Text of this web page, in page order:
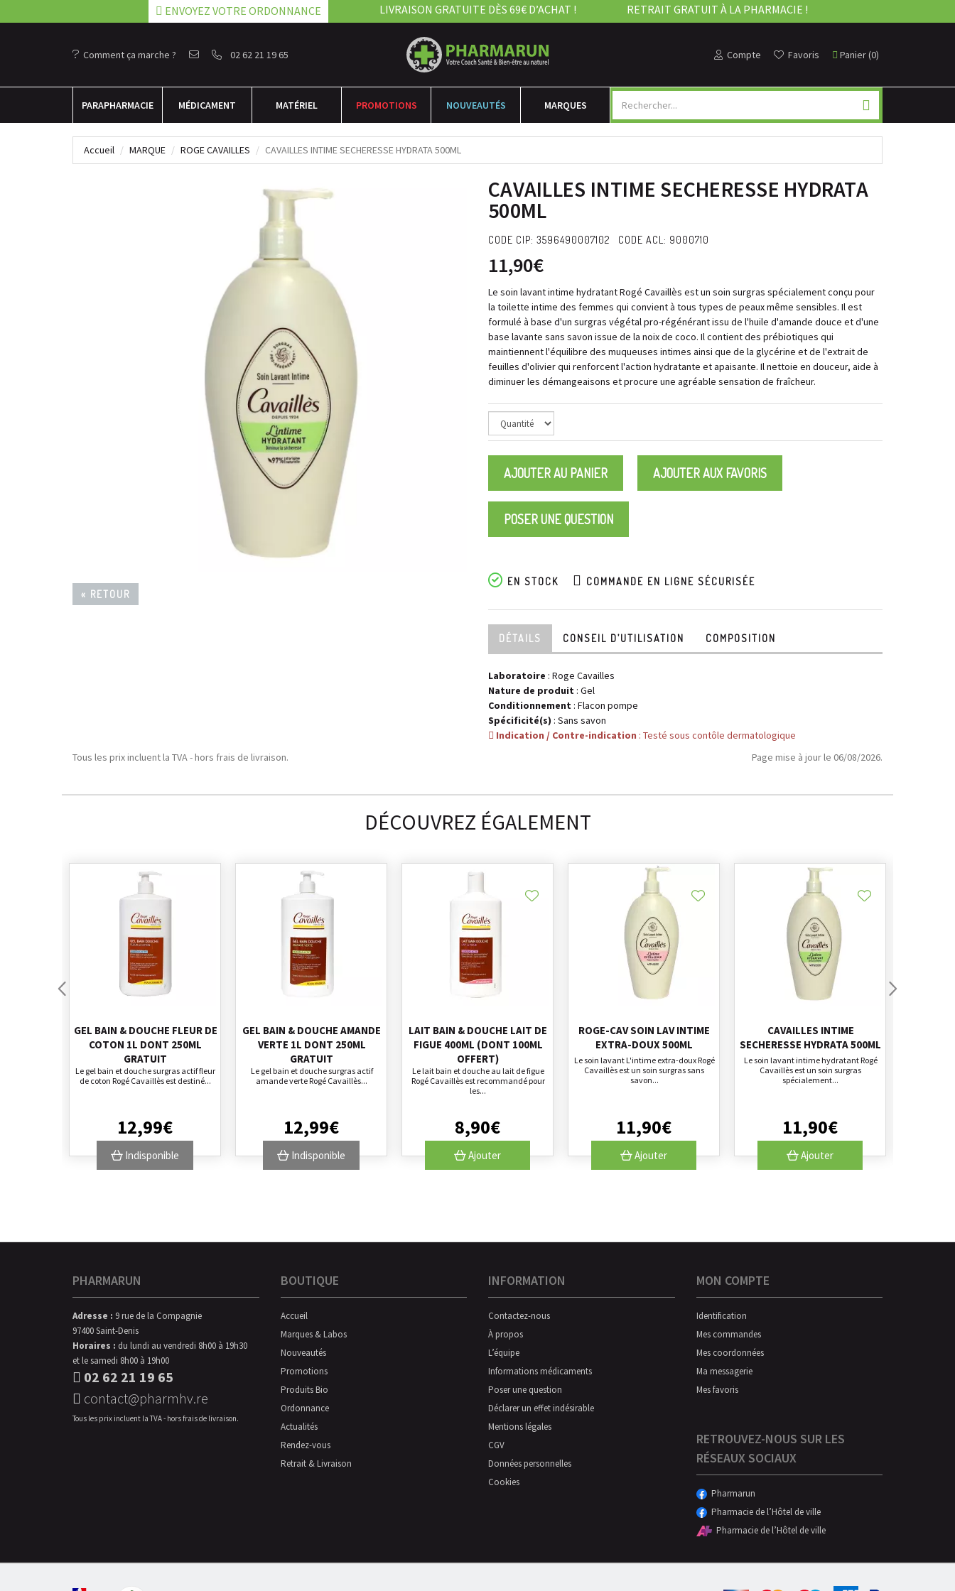
LIVRAISON GRATUITE DÈS 69€ D’ACHAT !
ENVOYEZ VOTRE ORDONNANCE RETRAIT GRATUIT À LA PHARMACIE !
Comment ça marche ? 02 62 21 19 65 Compte Favoris Panier(0)
PARAPHARMACIE MÉDICAMENT MATÉRIEL PROMOTIONS NOUVEAUTÉS MARQUES
Accueil MARQUE ROGE CAVAILLES CAVAILLES INTIME SECHERESSE HYDRATA 500ML
« RETOUR
CAVAILLES INTIME SECHERESSE HYDRATA
500ML
CODE CIP: 3596490007102 CODE ACL: 9000710
11,90€
Le soin lavant intime hydratant Rogé Cavaillès est un soin surgras spécialement conçu pour
la toilette intime des femmes qui convient à tous types de peaux même sensibles. Il est
formulé à base d'un surgras végétal pro-régénérant issu de l'huile d'amande douce et d'une
base lavante sans savon issue de la noix de coco. Il contient des prébiotiques qui
maintiennent l'équilibre des muqueuses intimes ainsi que de la glycérine et de l'extrait de
feuilles d'olivier qui renforcent l'action hydratante et apaisante. Il nettoie en douceur, aide à
diminuer les démangeaisons et procure une agréable sensation de fraîcheur.
AJOUTER AU PANIER AJOUTER AUX FAVORIS
POSER UNE QUESTION
EN STOCK COMMANDE EN LIGNE SÉCURISÉE
DÉTAILS CONSEIL D’UTILISATION COMPOSITION
Laboratoire : Roge Cavailles
Nature de produit : Gel
Conditionnement : Flacon pompe
Spécificité(s) : Sans savon
Indication / Contre-indication : Testé sous contôle dermatologique
Tous les prix incluent la TVA - hors frais de livraison.
Page mise à jour le 06/08/2026.
DÉCOUVREZ ÉGALEMENT
GEL BAIN & DOUCHE FLEUR DE
COTON 1L DONT 250ML
GRATUIT
Le gel bain et douche surgras actif fleur
de coton Rogé Cavaillès est destiné...
12,99€
Indisponible
GEL BAIN & DOUCHE AMANDE
VERTE 1L DONT 250ML
GRATUIT
Le gel bain et douche surgras actif
amande verte Rogé Cavaillès...
12,99€
Indisponible
LAIT BAIN & DOUCHE LAIT DE
FIGUE 400ML (DONT 100ML
OFFERT)
Le lait bain et douche au lait de figue
Rogé Cavaillès est recommandé pour
les...
8,90€
Ajouter
ROGE-CAV SOIN LAV INTIME
EXTRA-DOUX 500ML
Le soin lavant L'intime extra-doux Rogé
Cavaillès est un soin surgras sans
savon...
11,90€
Ajouter
CAVAILLES INTIME
SECHERESSE HYDRATA 500ML
Le soin lavant intime hydratant Rogé
Cavaillès est un soin surgras
spécialement...
11,90€
Ajouter
PHARMARUN
Adresse : 9 rue de la Compagnie
97400 Saint-Denis
Horaires : du lundi au vendredi 8h00 à 19h30
et le samedi 8h00 à 19h00
02 62 21 19 65
contact@pharmhv.re
Tous les prix incluent la TVA - hors frais de livraison.
BOUTIQUE
Accueil
Marques & Labos
Nouveautés
Promotions
Produits Bio
Ordonnance
Actualités
Rendez-vous
Retrait & Livraison
INFORMATION
Contactez-nous
À propos
L’équipe
Informations médicaments
Poser une question
Déclarer un effet indésirable
Mentions légales
CGV
Données personnelles
Cookies
MON COMPTE
Identification
Mes commandes
Mes coordonnées
Ma messagerie
Mes favoris
RETROUVEZ-NOUS SUR LES
RÉSEAUX SOCIAUX
Pharmarun
Pharmacie de l’Hôtel de ville
Pharmacie de l’Hôtel de ville